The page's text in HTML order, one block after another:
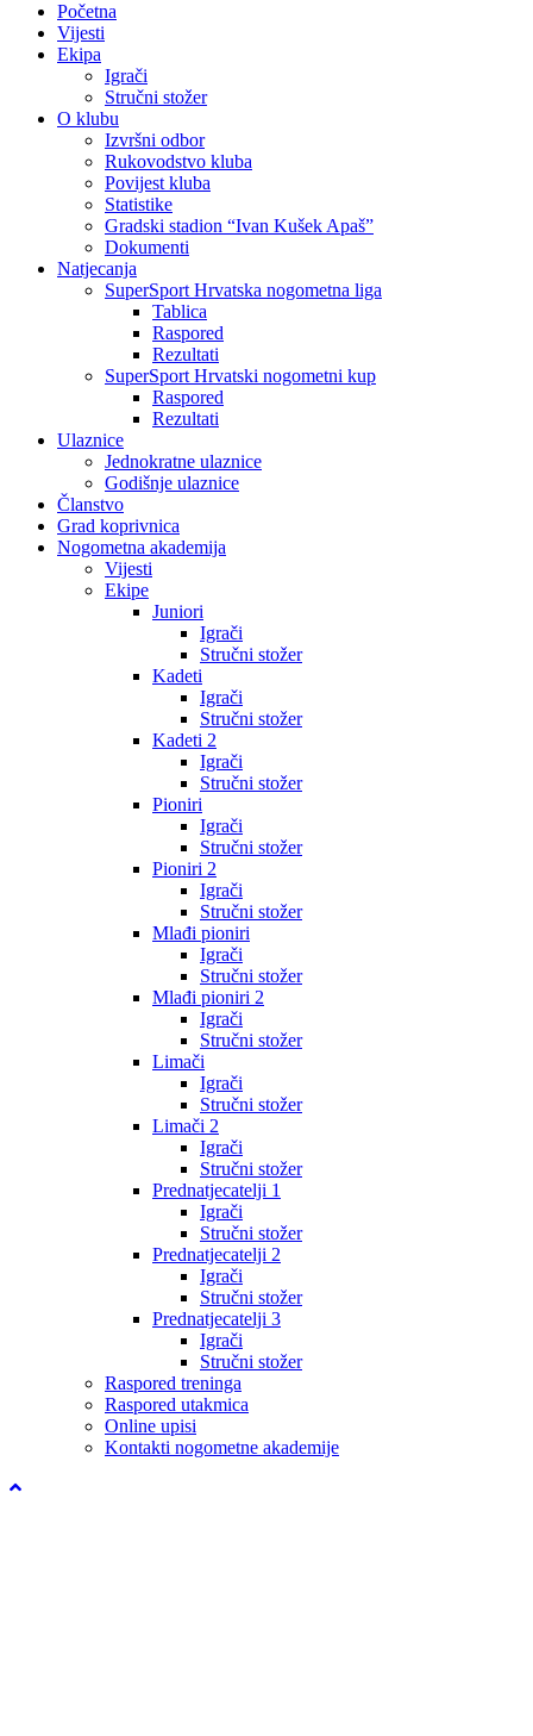
Početna
Vijesti
Ekipa
Igrači
Stručni stožer
O klubu
Izvršni odbor
Rukovodstvo kluba
Povijest kluba
Statistike
Gradski stadion “Ivan Kušek Apaš”
Dokumenti
Natjecanja
SuperSport Hrvatska nogometna liga
Tablica
Raspored
Rezultati
SuperSport Hrvatski nogometni kup
Raspored
Rezultati
Ulaznice
Jednokratne ulaznice
Godišnje ulaznice
Članstvo
Grad koprivnica
Nogometna akademija
Vijesti
Ekipe
Juniori
Igrači
Stručni stožer
Kadeti
Igrači
Stručni stožer
Kadeti 2
Igrači
Stručni stožer
Pioniri
Igrači
Stručni stožer
Pioniri 2
Igrači
Stručni stožer
Mlađi pioniri
Igrači
Stručni stožer
Mlađi pioniri 2
Igrači
Stručni stožer
Limači
Igrači
Stručni stožer
Limači 2
Igrači
Stručni stožer
Prednatjecatelji 1
Igrači
Stručni stožer
Prednatjecatelji 2
Igrači
Stručni stožer
Prednatjecatelji 3
Igrači
Stručni stožer
Raspored treninga
Raspored utakmica
Online upisi
Kontakti nogometne akademije